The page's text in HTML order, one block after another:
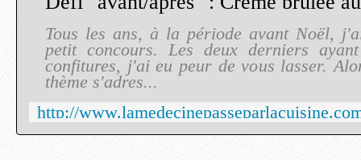
Tous les ans, à la période avant Noël,
petit concours. Les deux derniers
confitures, j'ai eu peur de vous lasser.
thème s'adres...